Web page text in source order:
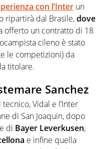
con l’Inter un
ripartirà dal Brasile,dove
offerto un contratto di 18
cileno è stato
le competizioni) da
titolare.
Sanchez
Vidal e l’Inter
di San Joaquin, dopo
di Bayer Leverkusen,
e infine quella